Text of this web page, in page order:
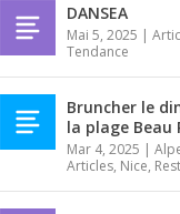
DANSEA
Mai 5, 2025 |
Tendance
Bruncher le
la plage Beau
Mar 4, 2025 |
Articles, Nice,